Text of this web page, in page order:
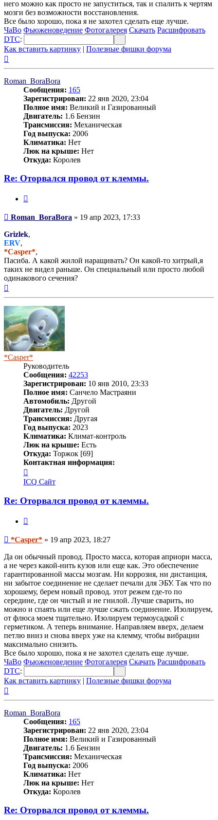
него можно как просто не запуститься, так и спалить к чертям
мозги без возможности восстановления.
Все было хорошо, пока я не захотел сделать еще лучше.
ЧаВо Фьюженоведение Фотогалерея Скачать Расшифровать
DTC:
Как вставить картинку | Полезные фишки форума
Roman_BoraBora
Сообщения: 165
Зарегистрирован: 22 янв 2020, 23:04
Полное имя: Великий и Газированный
Двигатель: 1.6 Бензин
Трансмиссия: Механическая
Год выпуска: 2006
Климатика: Нет
Люк на крыше: Нет
Откуда: Королев
Re: Оторвался провод от клеммы.
Сообщение
Roman_BoraBora » 19 апр 2023, 17:33
Grizlek,
ERV,
*Casper*,
Пасиба. А какой жилой наращивать? Он какой-то хитрый,я
таких не видел раньше. Он специальный или просто любой
одинакового сечения?
*Casper*
Руководитель
Сообщения: 42253
Зарегистрирован: 10 янв 2010, 23:33
Полное имя: Санчело Мастраяни
Автомобиль: Другой
Двигатель: Другой
Трансмиссия: Другая
Год выпуска: 2023
Климатика: Климат-контроль
Люк на крыше: Есть
Откуда: Торжок [69]
Контактная информация:
информация
пользователя
ICQ Сайт
Re: Оторвался провод от клеммы.
Сообщение
*Casper* » 19 апр 2023, 18:27
Да он обычный провод. Просто масса, которая априори масса,
а не через какой-нить кузов или еще как. Это обеспечение
гарантированной массы мозгам. Ни коррозия, ни дистанция,
ни забытое соединение не сделает печали для ЭБУ. Так что по
хорошему, берем новый провод. этот режем где-то по
середине, где он чистый и не гнилой. Лучше сварить, но
можно и спаять или еще лучше сжать соединение. Изолируем,
от флюса моем тщательно. Изолируем термоусадкой с
герметиком. А теперь внимание. Направляем вверх, делаем
петлю вниз и снова вверх уже на клемму, чтобы вибрации
максимально снизить.
Все было хорошо, пока я не захотел сделать еще лучше.
ЧаВо Фьюженоведение Фотогалерея Скачать Расшифровать
DTC:
Как вставить картинку | Полезные фишки форума
Roman_BoraBora
Сообщения: 165
Зарегистрирован: 22 янв 2020, 23:04
Полное имя: Великий и Газированный
Двигатель: 1.6 Бензин
Трансмиссия: Механическая
Год выпуска: 2006
Климатика: Нет
Люк на крыше: Нет
Откуда: Королев
Re: Оторвался провод от клеммы.